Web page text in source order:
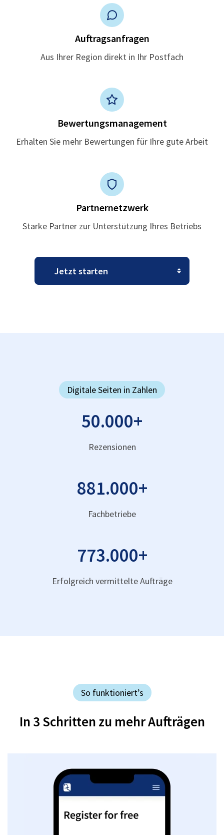
Auftragsanfragen
Aus Ihrer Region direkt in Ihr Postfach
Bewertungsmanagement
Erhalten Sie mehr Bewertungen für Ihre gute Arbeit
Partnernetzwerk
Starke Partner zur Unterstützung Ihres Betriebs
Digitale Seiten in Zahlen
50.000+
Rezensionen
881.000+
Fachbetriebe
773.000+
Erfolgreich vermittelte Aufträge
So funktioniert’s
In 3 Schritten zu mehr Aufträgen